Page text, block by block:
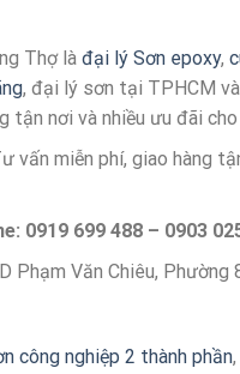
Thợ là đại lý Sơn epoxy,
, đại lý sơn tại TPHCM
tận nơi và nhiều ưu đãi cho
vấn miễn phí, giao hàng
0919 699 488 – 0903
Phạm Văn Chiêu, Phường
công nghiệp 2 thành phần,